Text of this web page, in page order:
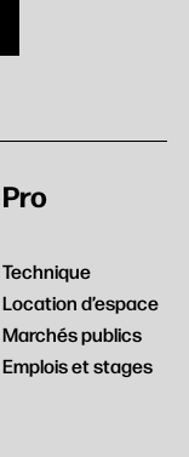
Pro
Technique
Location d’espace
Marchés publics
Emplois et stages